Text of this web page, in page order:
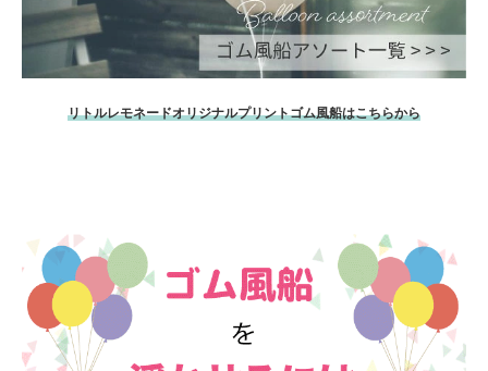
リトルレモネードオリジナルプリントゴム風船はこちらから